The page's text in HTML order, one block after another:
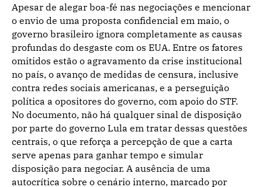
Apesar de alegar boa-fé nas negociações e mencionar
o envio de uma proposta confidencial em maio, o
governo brasileiro ignora completamente as causas
profundas do desgaste com os EUA. Entre os fatores
omitidos estão o agravamento da crise institucional
no país, o avanço de medidas de censura, inclusive
contra redes sociais americanas, e a perseguição
política a opositores do governo, com apoio do STF.
No documento, não há qualquer sinal de disposição
por parte do governo Lula em tratar dessas questões
centrais, o que reforça a percepção de que a carta
serve apenas para ganhar tempo e simular
disposição para negociar. A ausência de uma
autocrítica sobre o cenário interno, marcado por